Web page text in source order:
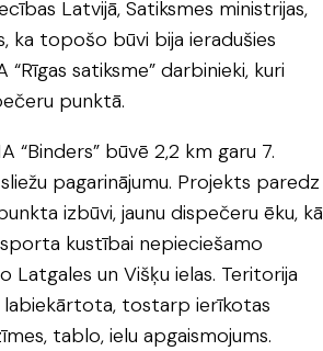
Latvijā, Satiksmes ministrijas,
ka topošo būvi bija ieradušies
satiksme” darbinieki, kuri
punktā.
“Binders” būvē 2,2 km garu 7.
pagarinājumu. Projekts paredz
izbūvi, jaunu dispečeru ēku, kā
kustībai nepieciešamo
Latgales un Višķu ielas. Teritorija
labiekārtota, tostarp ierīkotas
tablo, ielu apgaismojums.